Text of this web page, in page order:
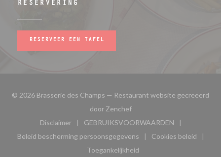
RESERVERING
RESERVEER EEN TAFEL
© 2026 Brasserie des Champs — Restaurant website gecreëerd
door Zenchef((opent in een nieuw
Disclaimer
((opent in een nieuw venster))
GEBRUIKSVOORWAARDEN
((opent in een nieuw
Beleid bescherming persoonsgegevens
((opent in een nieuw venster))
Cookies beleid
((opent in
Toegankelijkheid